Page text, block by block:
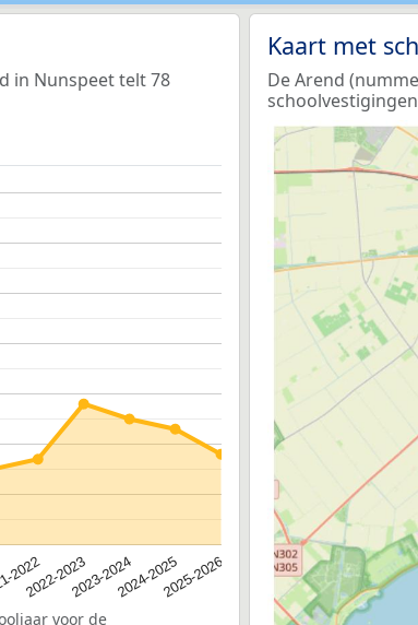
in Nunspeet telt 78
2022
2022-20232023-20242024-20252025-2026
voor de
Kaart met
De Arend